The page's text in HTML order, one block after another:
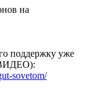
на
поддержку уже
sovetom/